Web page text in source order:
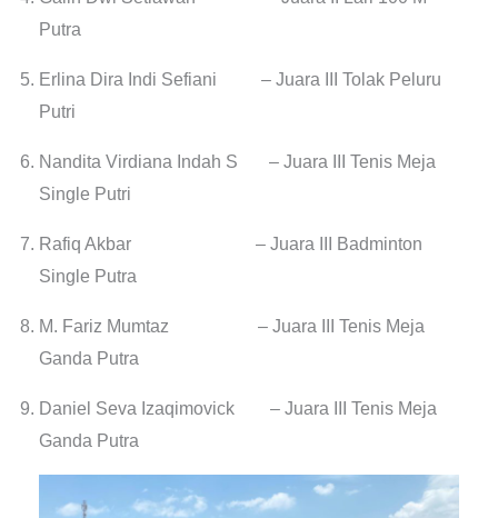
Putra
Erlina Dira Indi Sefiani – Juara III Tolak Peluru
Putri
Nandita Virdiana Indah S – Juara III Tenis Meja
Single Putri
Rafiq Akbar – Juara III Badminton
Single Putra
M. Fariz Mumtaz – Juara III Tenis Meja
Ganda Putra
Daniel Seva Izaqimovick – Juara III Tenis Meja
Ganda Putra